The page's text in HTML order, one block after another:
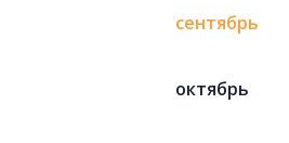
сентябрь
октябрь